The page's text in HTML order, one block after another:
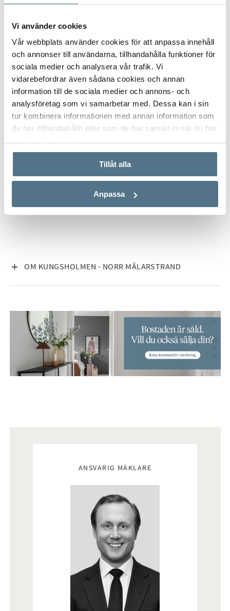
Vi använder cookies
Vår webbplats använder cookies för att anpassa innehåll
och annonser till användarna, tillhandahålla funktioner för
sociala medier och analysera vår trafik. Vi
vidarebefordrar även sådana cookies och annan
information till de sociala medier och annons- och
analysföretag som vi samarbetar med. Dessa kan i sin
tur kombinera informationen med annan information som
du har tillhandahållit eller som de har samlat in när du har
Tillåt alla
Anpassa
ALLA BILDER (5)
OM KUNGSHOLMEN - NORR MÄLARSTRAND
VISA INNEHÅLL
ANSVARIG MÄKLARE